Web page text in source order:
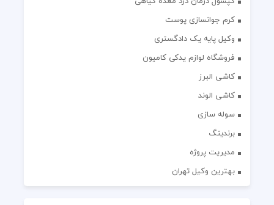
کرم جوانسازی پوست
وکیل پایه یک دادگستری
فروشگاه لوازم یدکی کامیون
کاشی البرز
کاشی الوند
سوله سازی
برندینگ
مدیریت پروژه
بهترین وکیل تهران